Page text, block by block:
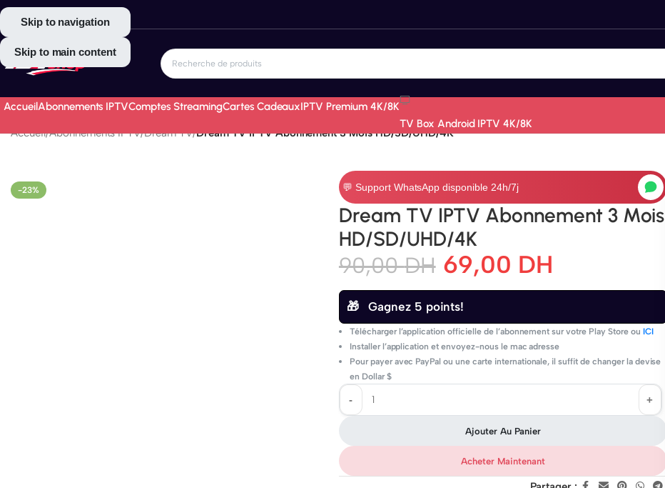
Skip to navigation
Skip to main content
AccueilAbonnements IPTVComptes StreamingCartes CadeauxIPTV Premium 4K/8K
TV Box Android IPTV 4K/8K
Accueil/Abonnements IPTV/Dream TV/Dream TV IPTV Abonnement 3 Mois HD/SD/UHD/4K
-23% 💬 Support WhatsApp disponible 24h/7j
Dream TV IPTV Abonnement 3 Mois
HD/SD/UHD/4K
90,00DH 69,00 DH
Gagnez 5 points!
Télécharger l’application officielle de l’abonnement sur votre Play Store ou ICI
Installer l’application et envoyez-nous le mac adresse
Pour payer avec PayPal ou une carte internationale, il suffit de changer la devise
en Dollar $
Ajouter Au Panier
Acheter Maintenant